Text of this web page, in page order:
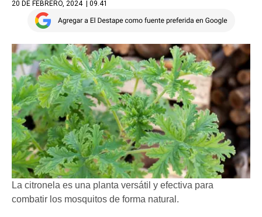
20 DE FEBRERO, 2024 | 09.41
La citronela es una planta versátil y efectiva para
combatir los mosquitos de forma natural.